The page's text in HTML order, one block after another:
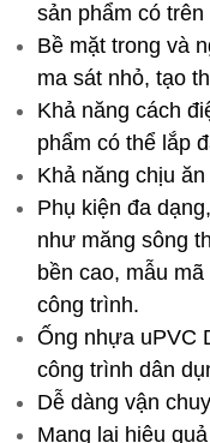
sản phẩm có
Bề mặt trong và
ma sát nhỏ, tạo
Khả năng cách
phẩm có thể lắp
Khả năng chịu
Phụ kiện đa
như măng sông
bền cao, mẫu
công trình.
Ống nhựa uPVC
công trình dân
Dễ dàng vận
Mang lại hiệu